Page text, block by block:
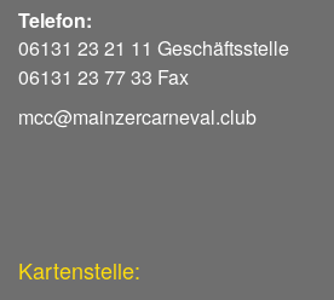
Telefon:
06131 23 21 11 Geschäftsstelle
06131 23 77 33 Fax
mcc@mainzercarneval.club
Kartenstelle: